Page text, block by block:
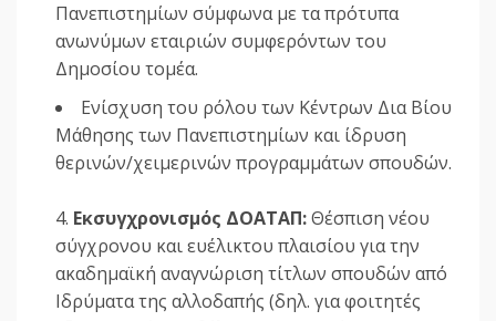
Πανεπιστημίων σύμφωνα με τα πρότυπα
ανωνύμων εταιριών συμφερόντων του
Δημοσίου τομέα.
Ενίσχυση του ρόλου των Κέντρων Δια Βίου
Μάθησης των Πανεπιστημίων και ίδρυση
θερινών/χειμερινών προγραμμάτων σπουδών.
Εκσυγχρονισμός ΔΟΑΤΑΠ:Θέσπιση νέου
σύγχρονου και ευέλικτου πλαισίου για την
ακαδημαϊκή αναγνώριση τίτλων σπουδών από
Ιδρύματα της αλλοδαπής (δηλ. για φοιτητές